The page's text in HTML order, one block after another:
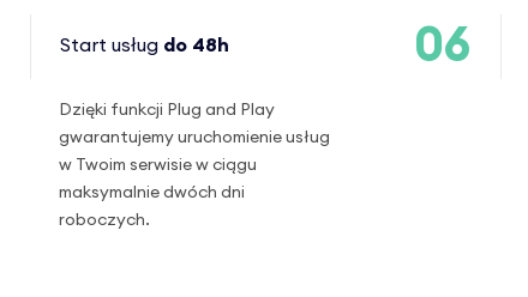
Start usług do 48h
Dzięki funkcji Plug and Play
gwarantujemy uruchomienie usług
w Twoim serwisie w ciągu
maksymalnie dwóch dni
roboczych.
06